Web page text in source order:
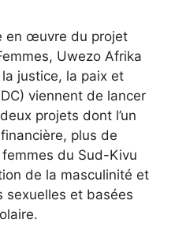
en œuvre du projet
Uwezo Afrika
justice, la paix et
viennent de lancer
projets dont l’un
plus de
du Sud-Kivu
de la masculinité et
sexuelles et basées